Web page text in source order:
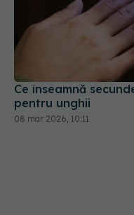
Ce înseamnă
08 mar 2026, 10:11